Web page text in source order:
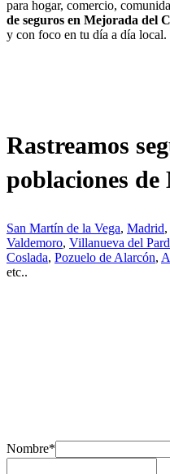
para hogar, comercio,
de seguros en Mejorada del
y con foco en tu día a día local.
Rastreamos
poblaciones
San Martín de la Vega, Madrid,
Valdemoro, Villanueva del
Coslada, Pozuelo de Alarcón,
etc..
Nombre*